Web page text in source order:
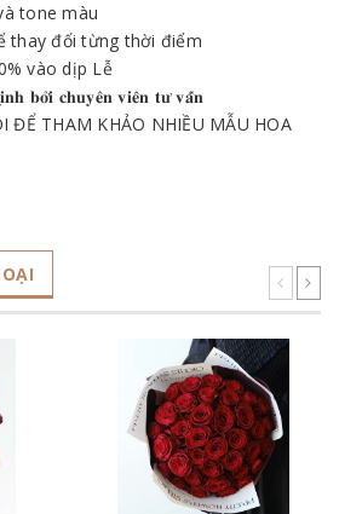
tone màu
thay đổi từng thời điểm
vào dịp Lễ
𝐛𝐨̛̉𝐢 𝐜𝐡𝐮𝐲𝐞̂𝐧 𝐯𝐢𝐞̂𝐧 𝐭𝐮̛ 𝐯𝐚̂́𝐧
ĐỂ THAM KHẢO NHIỀU MẪU HOA